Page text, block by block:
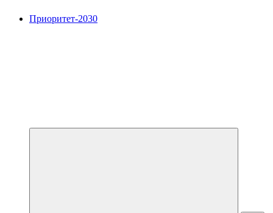
Приоритет-2030